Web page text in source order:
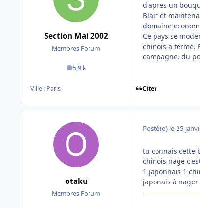
Section Mai 2002
Membres Forum
5,9 k
messages
Ville : Paris
d'apres un
Blair et
domaine
Ce pays se
chinois a terme.
campagne, du
Citer
otaku
Membres Forum
Posté(e) le 25
tu connais cette
chinois nage
1 japonnais 1
japonais à